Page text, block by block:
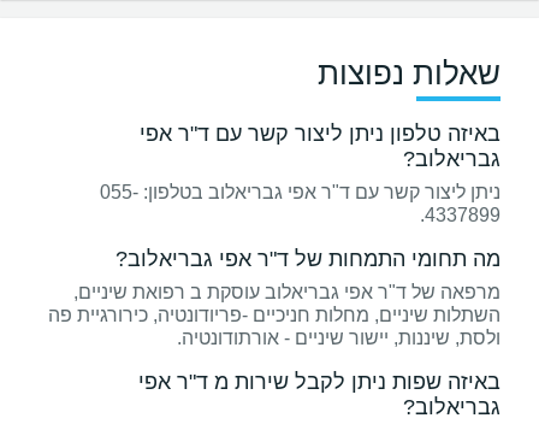
שאלות נפוצות
באיזה טלפון ניתן ליצור קשר עם ד"ר אפי
גבריאלוב?
ניתן ליצור קשר עם ד"ר אפי גבריאלוב בטלפון: 055-
4337899.
מה תחומי התמחות של ד"ר אפי גבריאלוב?
מרפאה של ד"ר אפי גבריאלוב עוסקת ב רפואת שיניים,
השתלות שיניים, מחלות חניכיים -פריודונטיה, כירורגיית פה
ולסת, שיננות, יישור שיניים - אורתודונטיה.
באיזה שפות ניתן לקבל שירות מ ד"ר אפי
גבריאלוב?